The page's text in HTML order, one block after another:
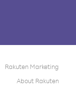
Rakuten Marketing
About Rakuten